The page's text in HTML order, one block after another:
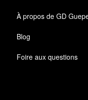
À propos de GD
Blog
Foire aux questions